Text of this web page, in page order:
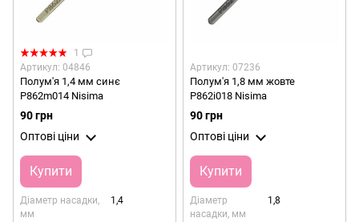
1
Артикул: 04846
Полум'я 1,4 мм синє
P862m014 Nisima
90 грн
Оптові ціни
Купити
Діаметр насадки,
мм
1,4
Артикул: 07236
Полум'я 1,8 мм жовте
P862i018 Nisima
90 грн
Оптові ціни
Купити
Діаметр
насадки, мм
1,8